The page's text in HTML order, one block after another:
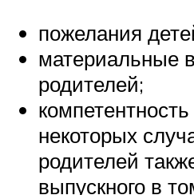
пожелания
материальные
родителей;
некоторых
родителей
выпускного в